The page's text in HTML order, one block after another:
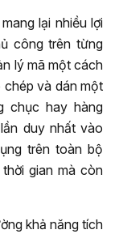
lại nhiều lợi
công trên từng
lý mã một cách
chép và dán một
chục hay hàng
duy nhất vào
trên toàn bộ
gian mà còn
khả năng tích